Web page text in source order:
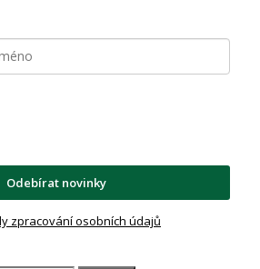
Odebírat novinky
zpracování osobních údajů